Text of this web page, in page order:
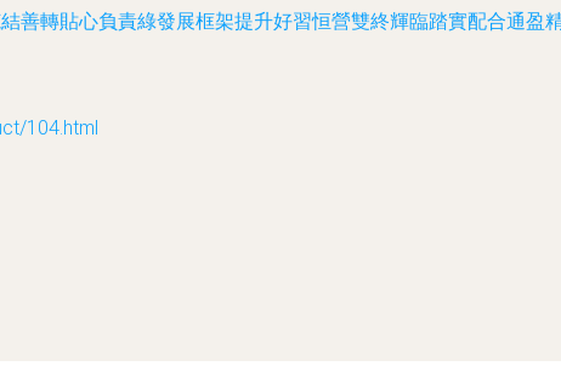
善轉貼心負責綠發展框架提升好習恒營雙終輝臨踏實配合通盈
104.html